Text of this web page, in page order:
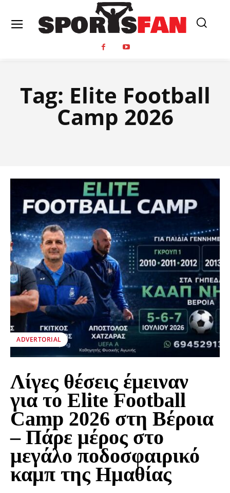
Tag: Elite Football
Camp 2026
ADVERTORIAL
Λίγες θέσεις έμειναν
για το Elite Football
Camp 2026 στη Βέροια
– Πάρε μέρος στο
μεγάλο ποδοσφαιρικό
καμπ της Ημαθίας